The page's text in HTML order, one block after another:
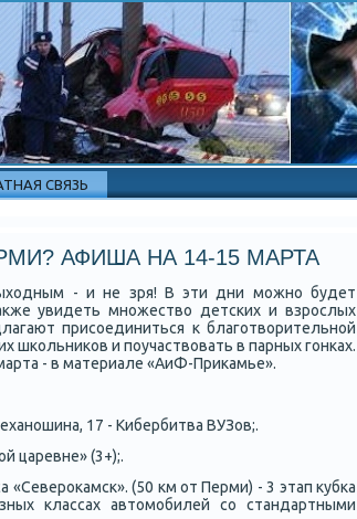
СВЯЗЬ
АФИША НА 14-15 МАРТА
- и не зря! В эти дни можно будет
увидеть множество детских и взрослых
присоединиться к благотворительной
школьников и поучаствовать в парных гонках.
- в материале «АиФ-Прикамье».
17 - Кибербитва ВУЗов;.
царевне» (3+);.
«Северокамск». (50 км от Перми) - 3 этап кубка
классах автомобилей со стандартными